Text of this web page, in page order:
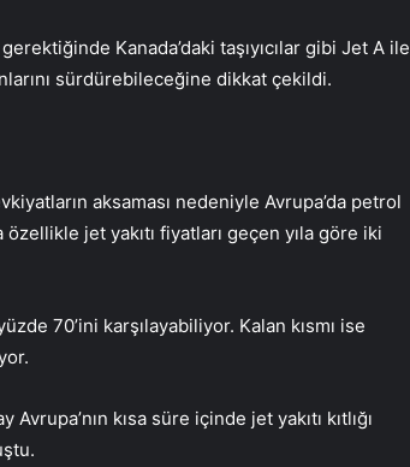
Kanada’daki taşıyıcılar gibi Jet A ile
sürdürebileceğine dikkat çekildi.
aksaması nedeniyle Avrupa’da petrol
özellikle jet yakıtı fiyatları geçen yıla göre iki
70’ini karşılayabiliyor. Kalan kısmı ise
kısa süre içinde jet yakıtı kıtlığı